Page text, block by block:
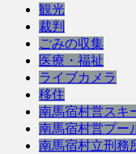
観光
裁判
ごみの収集
医療・福祉
ライブカメラ
移住
南馬宿村営スキ
南馬宿村営プー
南馬宿村立刑務